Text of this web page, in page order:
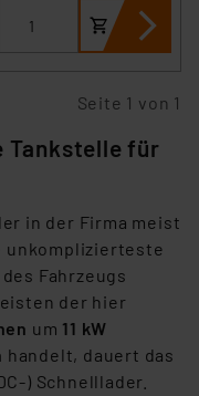
Seite 1 von 1
Tankstelle für
in der Firma meist
unkomplizierteste
Fahrzeugs
der hier
um 11 kW
handelt, dauert das
) Schnelllader.